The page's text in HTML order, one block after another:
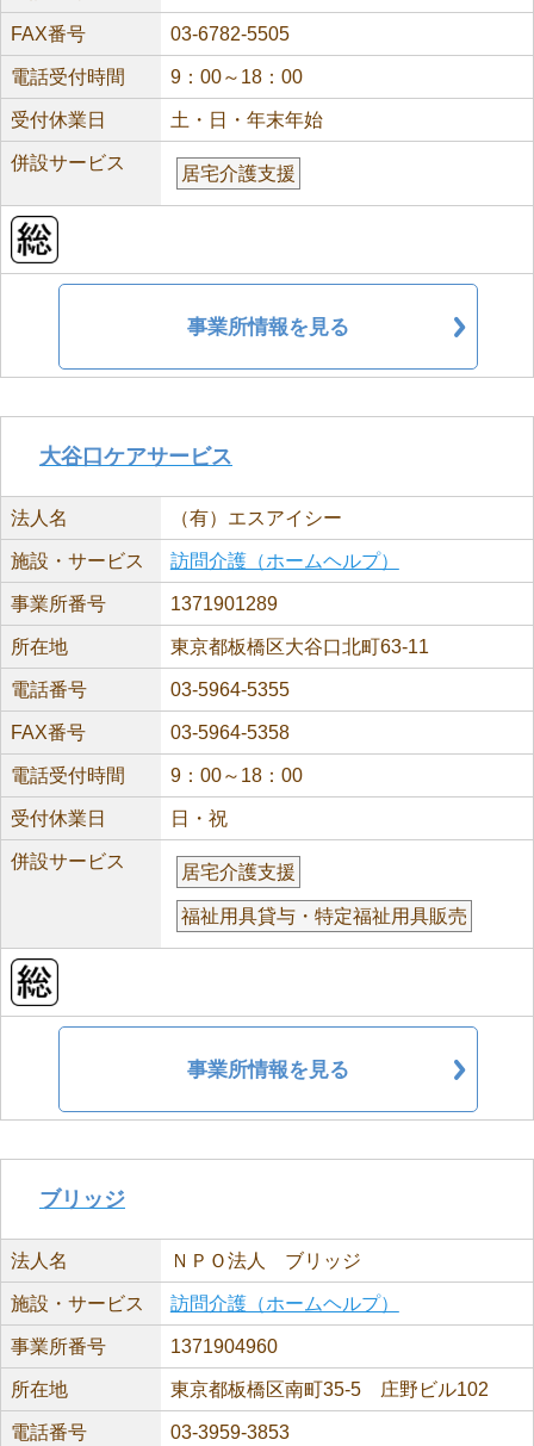
FAX番号 03-6782-5505
電話受付時間 9：00～18：00
受付休業日 土・日・年末年始
併設サービス
居宅介護支援
事業所情報を見る
大谷口ケアサービス
法人名 （有）エスアイシー
施設・サービス 訪問介護（ホームヘルプ）
事業所番号 1371901289
所在地 東京都板橋区大谷口北町63-11
電話番号 03-5964-5355
FAX番号 03-5964-5358
電話受付時間 9：00～18：00
受付休業日 日・祝
併設サービス
居宅介護支援
福祉用具貸与・特定福祉用具販売
事業所情報を見る
ブリッジ
法人名 ＮＰＯ法人 ブリッジ
施設・サービス 訪問介護（ホームヘルプ）
事業所番号 1371904960
所在地 東京都板橋区南町35-5 庄野ビル102
電話番号 03-3959-3853